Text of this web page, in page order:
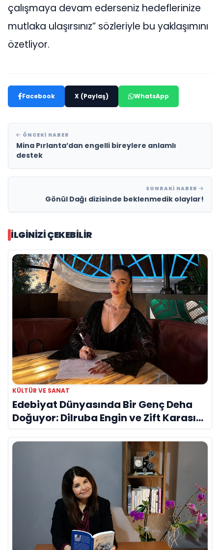
çalışmaya devam ederseniz hedeflerinize
mutlaka ulaşırsınız” sözleriyle bu yaklaşımını
özetliyor.
Facebook X (Paylaş) WhatsApp
ÖNCEKI HABER
Mina Pırlanta’dan engelli bireylere anlamlı
destek
SONRAKI HABER
Gönül Dağı dizisinde beklenmedik olaylar!
İLGINIZI ÇEKEBILIR
KÜLTÜR VE SANAT
Edebiyat Dünyasında Bir Genç Deha
Doğuyor: Dilruba Engin ve Zift Karası
Evreni ‘AVENOİR’